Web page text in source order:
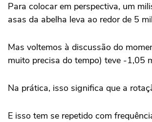
Para colocar em perspectiva, um
asas da abelha leva ao redor de 5
Mas voltemos à discussão do
muito precisa do tempo) teve -1,05
Na prática, isso significa que a
E isso tem se repetido com